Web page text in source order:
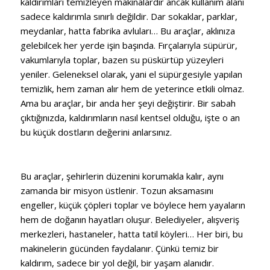
sadece kaldırımla sınırlı değildir. Dar sokaklar, parklar,
meydanlar, hatta fabrika avluları… Bu araçlar, aklınıza
gelebilcek her yerde işin başında. Fırçalarıyla süpürür,
vakumlarıyla toplar, bazen su püskürtüp yüzeyleri
yeniler. Geleneksel olarak, yani el süpürgesiyle yapılan
temizlik, hem zaman alır hem de yeterince etkili olmaz.
Ama bu araçlar, bir anda her şeyi değiştirir. Bir sabah
çıktığınızda, kaldırımların nasıl kentsel olduğu, işte o an
bu küçük dostların değerini anlarsınız.
Bu araçlar, şehirlerin düzenini korumakla kalır, aynı
zamanda bir misyon üstlenir. Tozun aksamasını
engeller, küçük çöpleri toplar ve böylece hem yayaların
hem de doğanın hayatları oluşur. Belediyeler, alışveriş
merkezleri, hastaneler, hatta tatil köyleri… Her biri, bu
makinelerin gücünden faydalanır. Çünkü temiz bir
kaldırım, sadece bir yol değil, bir yaşam alanıdır.